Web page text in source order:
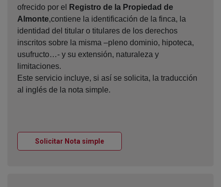
ofrecido por el
Registro de la Propiedad de
Almonte,contiene la identificación de la finca, la
identidad del titular o titulares de los derechos
inscritos sobre la misma –pleno dominio, hipoteca,
usufructo…- y su extensión, naturaleza y
limitaciones.
Este servicio incluye, si así se solicita, la traducción
al inglés de la nota simple.
Solicitar Nota simpleVentana nueva